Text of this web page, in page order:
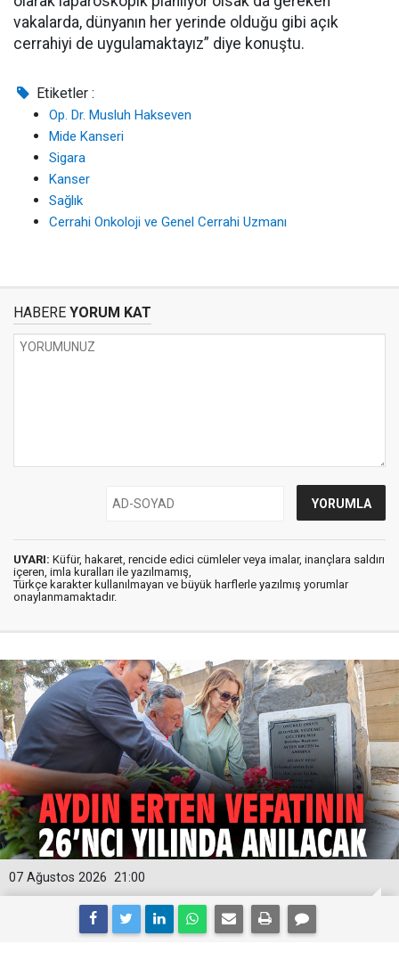
vakalarda, dünyanın her yerinde olduğu gibi açık
cerrahiyi de uygulamaktayız” diye konuştu.
Etiketler :
Op. Dr. Musluh Hakseven
Mide Kanseri
Sigara
Kanser
Sağlık
Cerrahi Onkoloji ve Genel Cerrahi Uzmanı
HABERE YORUM KAT
UYARI: Küfür, hakaret, rencide edici cümleler veya imalar, inançlara saldırı
içeren, imla kuralları ile yazılmamış,
Türkçe karakter kullanılmayan ve büyük harflerle yazılmış yorumlar
onaylanmamaktadır.
21:00
07 Ağustos 2026